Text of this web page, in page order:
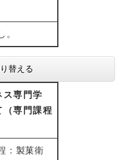
。
替える
専門学
（専門課程
：製菓衛